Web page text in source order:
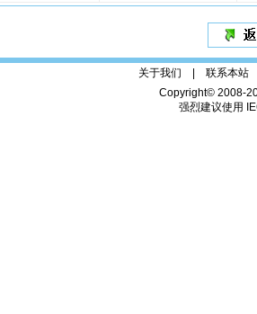
关于我们 | 联系本站
Copyright© 2008-
强烈建议使用